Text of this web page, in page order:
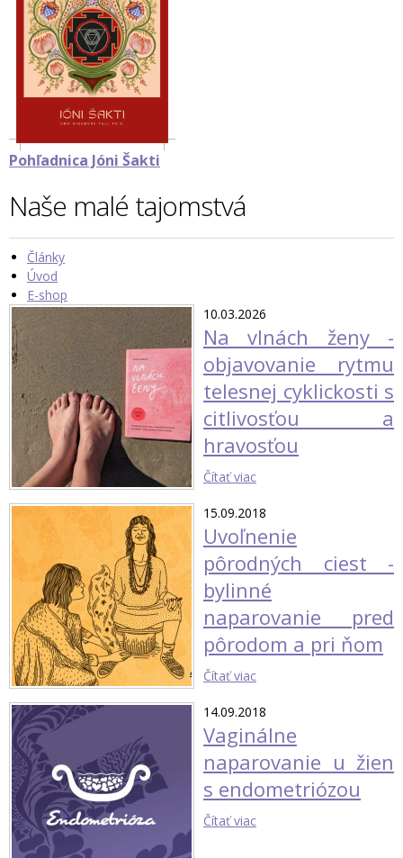
Pohľadnica Jóni Šakti
Naše malé tajomstvá
Články
Úvod
E-shop
10.03.2026
Na vlnách ženy -
objavovanie rytmu
telesnej cyklickosti s
citlivosťou a
hravosťou
Čítať viac
15.09.2018
Uvoľnenie
pôrodných ciest -
bylinné
naparovanie pred
pôrodom a pri ňom
Čítať viac
14.09.2018
Vaginálne
naparovanie u žien
s endometriózou
Čítať viac